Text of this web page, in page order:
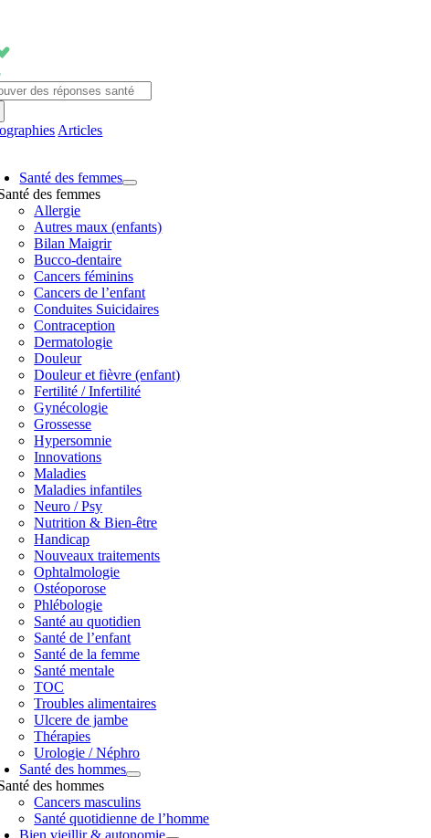
contenu
Articles
Santé des femmes
des femmes
Allergie
Autres maux (enfants)
Bilan Maigrir
Bucco-dentaire
Cancers féminins
Cancers de l’enfant
Conduites Suicidaires
Contraception
Dermatologie
Douleur
Douleur et fièvre (enfant)
Fertilité / Infertilité
Gynécologie
Grossesse
Hypersomnie
Innovations
Maladies
Maladies infantiles
Neuro / Psy
Nutrition & Bien-être
Handicap
Nouveaux traitements
Ophtalmologie
Ostéoporose
Phlébologie
Santé au quotidien
Santé de l’enfant
Santé de la femme
Santé mentale
TOC
Troubles alimentaires
Ulcere de jambe
Thérapies
Urologie / Néphro
Santé des hommes
des hommes
Cancers masculins
Santé quotidienne de l’homme
Bien vieillir & autonomie